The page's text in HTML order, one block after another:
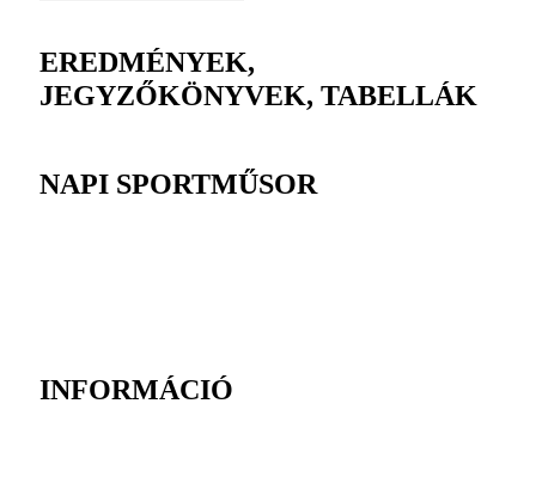
EREDMÉNYEK,
JEGYZŐKÖNYVEK, TABELLÁK
NAPI SPORTMŰSOR
INFORMÁCIÓ